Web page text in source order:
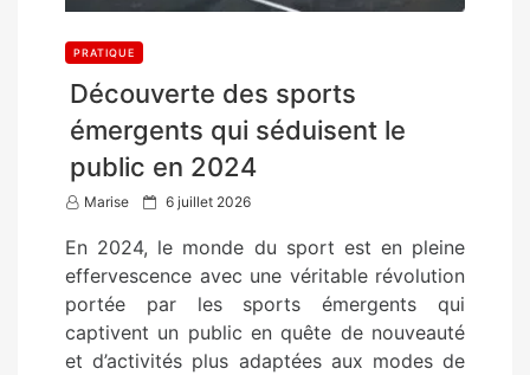
PRATIQUE
Découverte des sports
émergents qui séduisent le
public en 2024
Marise
P
s
t
e
d
o
6 juillet 2026
En 2024, le monde du sport est en pleine
effervescence avec une véritable révolution
portée par les sports émergents qui
captivent un public en quête de nouveauté
et d’activités plus adaptées aux modes de